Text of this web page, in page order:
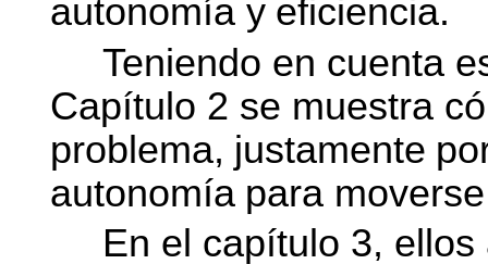
autonomía y eficiencia.
Teniendo en cuenta
Capítulo 2 se muestra
problema, justamente
autonomía para
En el capítulo 3,